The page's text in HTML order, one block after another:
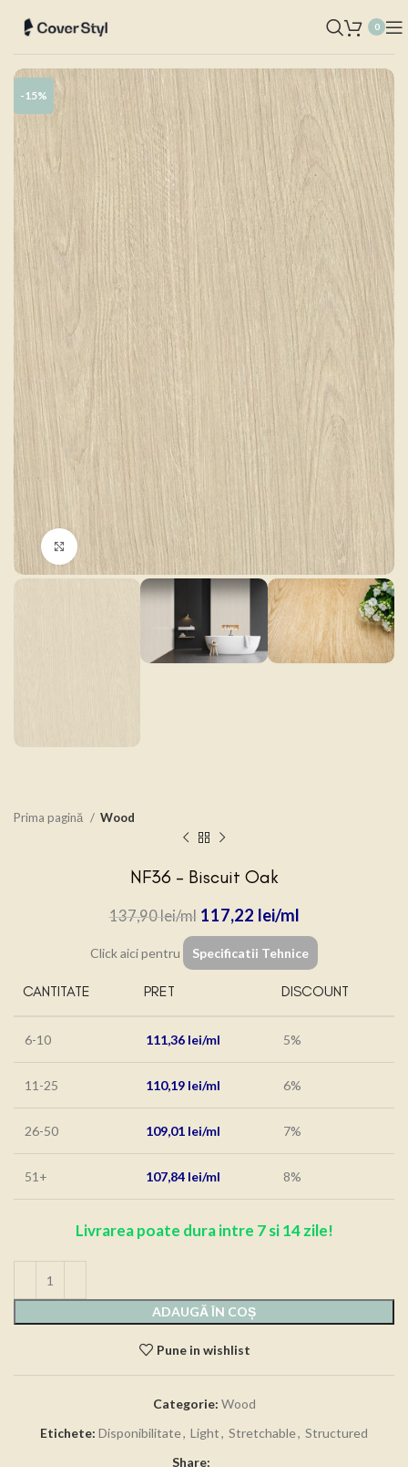
0
-15%
Click to enlarge
Prima pagină Wood
NF36 – Biscuit Oak
137,90lei 117,22 lei
Click aici pentru Specificatii Tehnice
CANTITATE PRET DISCOUNT
6-10 111,36 lei 5%
11-25 110,19 lei 6%
26-50 109,01 lei 7%
51+ 107,84 lei 8%
Livrarea poate dura intre 7 si 14 zile!
ADAUGĂ ÎN COȘ
Pune in wishlist
Categorie: Wood
Etichete: Disponibilitate, Light, Stretchable, Structured
Share: